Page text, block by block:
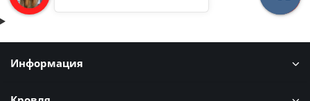
Информация